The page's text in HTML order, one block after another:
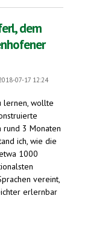
dem
07-17 12:24
lernen, wollte
rund 3 Monaten
ich, wie die
1000
vereint,
erlernbar